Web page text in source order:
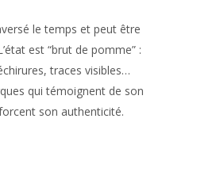
le temps et peut être
est “brut de pomme” :
traces visibles…
qui témoignent de son
son authenticité.